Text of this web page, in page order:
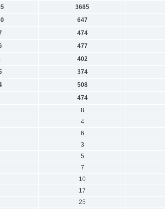
3685
647
474
477
402
374
508
474
8
4
6
3
5
7
10
17
25